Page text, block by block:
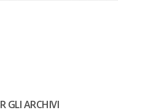
GLI ARCHIVI